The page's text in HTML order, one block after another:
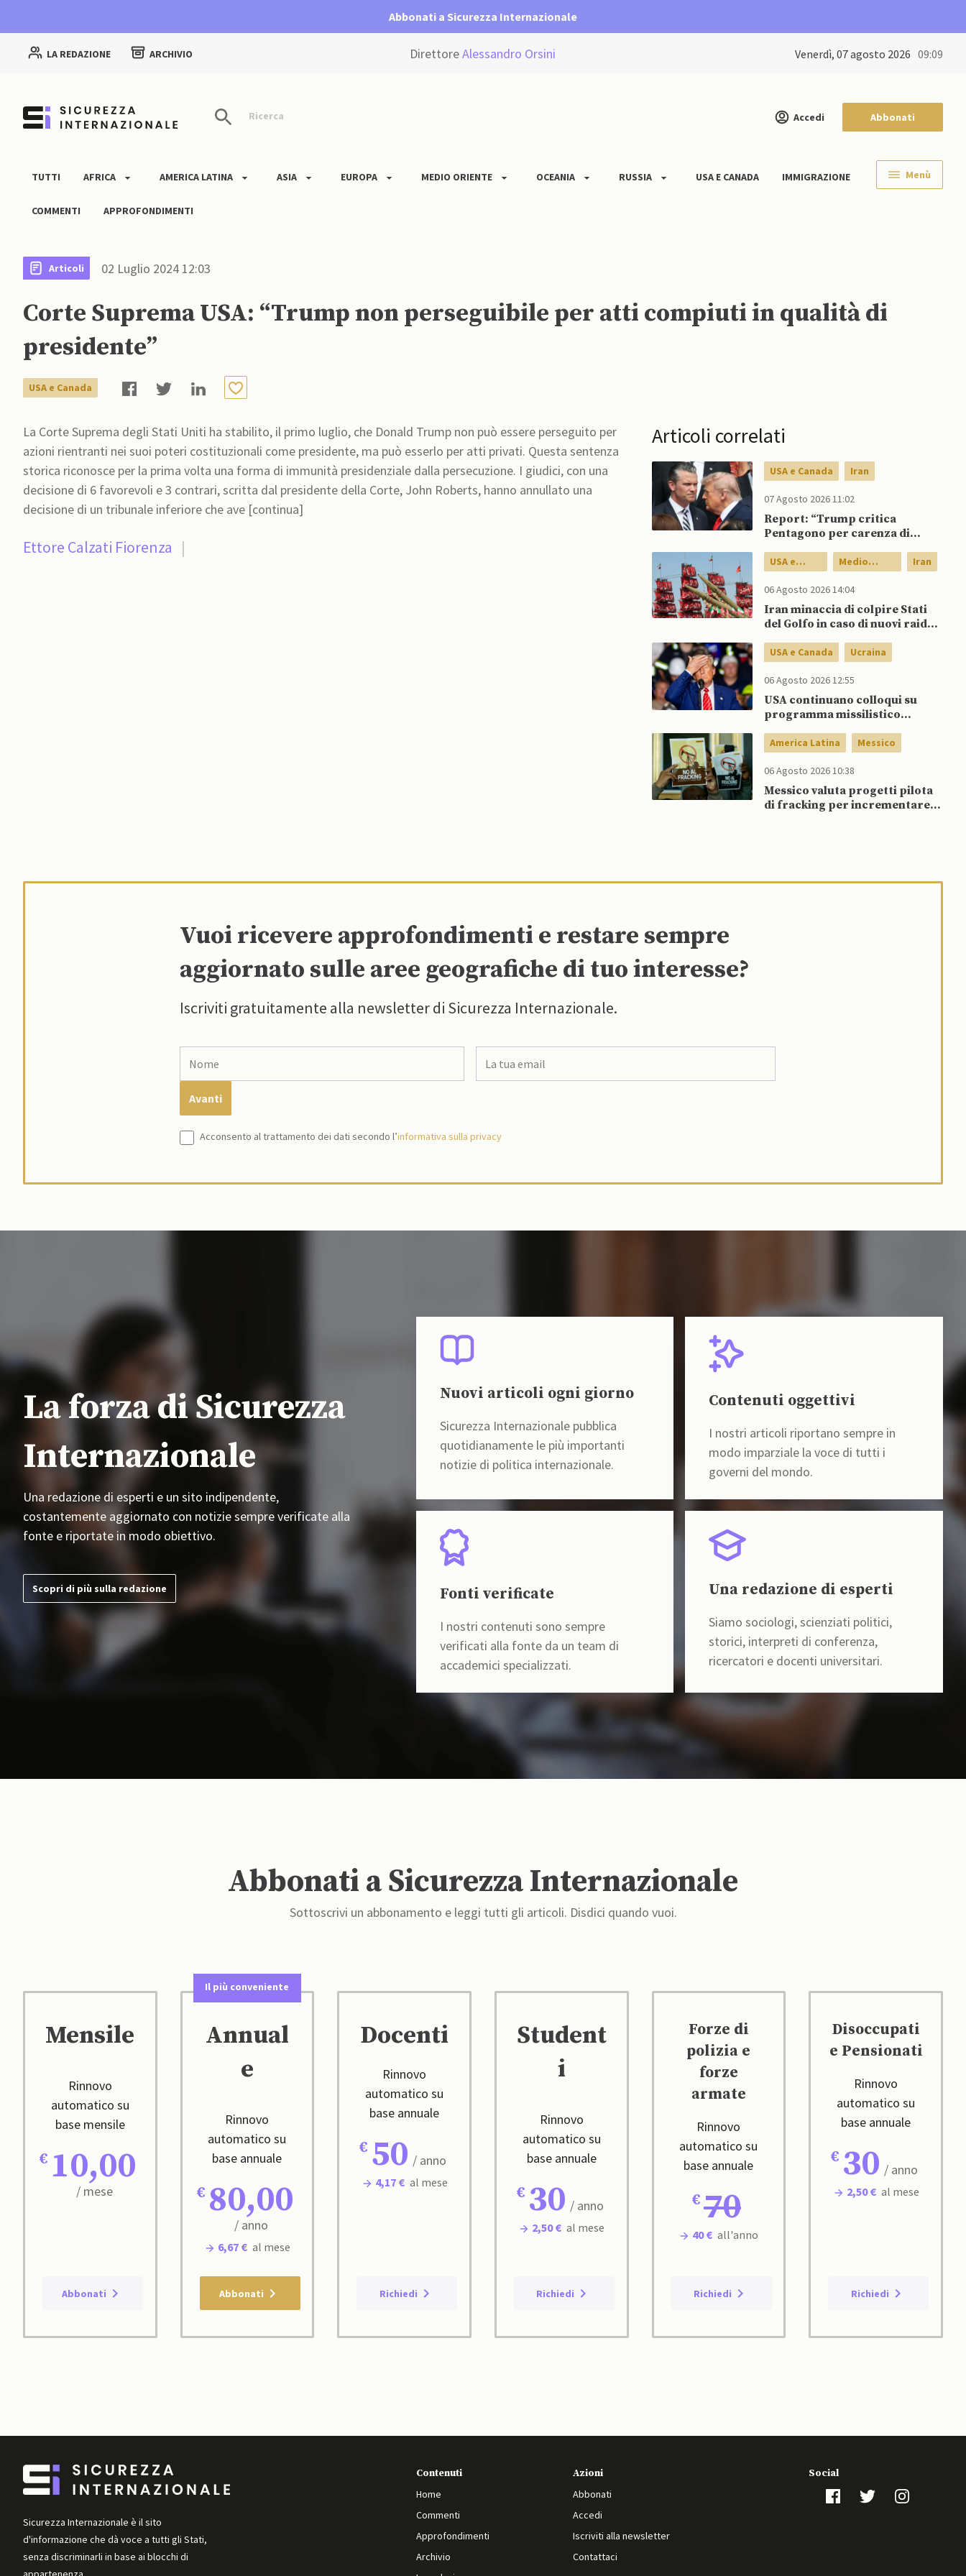
Abbonati a Sicurezza Internazionale
LA REDAZIONE ARCHIVIO DirettoreAlessandro Orsini venerdì, 07 agosto 2026 09:09
Ricerca Accedi Abbonati
TUTTI AFRICA AMERICA LATINA ASIA EUROPA MEDIO ORIENTE OCEANIA RUSSIA USA E CANADA IMMIGRAZIONE
COMMENTI APPROFONDIMENTI
Menù
Articoli 02 Luglio 2024 12:03
Corte Suprema USA: “Trump non perseguibile per atti compiuti in qualità di
presidente”
USA e Canada
La Corte Suprema degli Stati Uniti ha stabilito, il primo luglio, che Donald Trump non può essere perseguito per
azioni rientranti nei suoi poteri costituzionali come presidente, ma può esserlo per atti privati. Questa sentenza
storica riconosce per la prima volta una forma di immunità presidenziale dalla persecuzione. I giudici, con una
decisione di 6 favorevoli e 3 contrari, scritta dal presidente della Corte, John Roberts, hanno annullato una
decisione di un tribunale inferiore che ave [continua]
Ettore Calzati Fiorenza |
Articoli correlati
USA e Canada Iran
07 Agosto 2026 11:02
Report: “Trump critica
Pentagono per carenza di
USA e
Canada
Medio
Oriente
Iran
06 Agosto 2026 14:04
Iran minaccia di colpire Stati
del Golfo in caso di nuovi raid
USA e Canada Ucraina
06 Agosto 2026 12:55
USA continuano colloqui su
programma missilistico
dubbi di Trump, affermano
America Latina Messico
06 Agosto 2026 10:38
Messico valuta progetti pilota
di fracking per incrementare
Vuoi ricevere approfondimenti e restare sempre
aggiornato sulle aree geografiche di tuo interesse?
Iscriviti gratuitamente alla newsletter di Sicurezza Internazionale.
Acconsento al trattamento dei dati secondo l’informativa sulla privacy
La forza di Sicurezza
Internazionale
Una redazione di esperti e un sito indipendente,
costantemente aggiornato con notizie sempre verificate alla
fonte e riportate in modo obiettivo.
Scopri di più sulla redazione
Nuovi articoli ogni giorno
Sicurezza Internazionale pubblica
quotidianamente le più importanti
notizie di politica internazionale.
Contenuti oggettivi
I nostri articoli riportano sempre in
modo imparziale la voce di tutti i
governi del mondo.
Fonti verificate
I nostri contenuti sono sempre
verificati alla fonte da un team di
accademici specializzati.
Una redazione di esperti
Siamo sociologi, scienziati politici,
storici, interpreti di conferenza,
ricercatori e docenti universitari.
Abbonati a Sicurezza Internazionale
Sottoscrivi un abbonamento e leggi tutti gli articoli. Disdici quando vuoi.
Mensile
Rinnovo
automatico su
base mensile
10,00
/ mese
Abbonati
Il più conveniente
Annual
e
Rinnovo
automatico su
base annuale
80,00
/ anno
6,67 € al mese
Abbonati
Docenti
Rinnovo
automatico su
base annuale
50 / anno
4,17 € al mese
Richiedi
Student
i
Rinnovo
automatico su
base annuale
30 / anno
2,50 € al mese
Richiedi
Forze di
polizia e
forze
armate
Rinnovo
automatico su
base annuale
70
40 € all'anno
Richiedi
Disoccupati
e Pensionati
Rinnovo
automatico su
base annuale
30 / anno
2,50 € al mese
Richiedi
Sicurezza Internazionale è il sito
d'informazione che dà voce a tutti gli Stati,
senza discriminarli in base ai blocchi di
Contenuti
Home
Commenti
Approfondimenti
Archivio
Azioni
Abbonati
Accedi
Iscriviti alla newsletter
Contattaci
Social